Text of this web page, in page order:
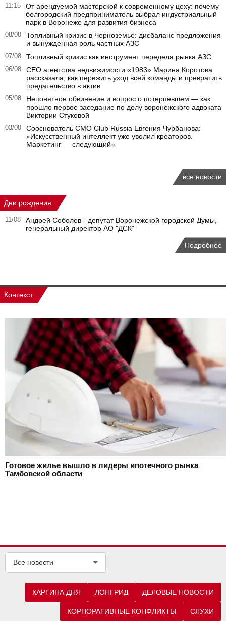
11:15
От арендуемой мастерской к современному цеху: почему
белгородский предприниматель выбрал индустриальный
парк в Воронеже для развития бизнеса
08/08
Топливный кризис в Черноземье: дисбаланс предложения
и вынужденная роль частных АЗС
07/08 Топливный кризис как инструмент передела рынка АЗС
06/08
CEO агентства недвижимости «1983» Марина Коротова
рассказала, как пережить уход всей команды и превратить
предательство в актив
05/08
Непонятное обвинение и вопрос о потерпевшем — как
прошло первое заседание по делу воронежского адвоката
Виктории Стуковой
03/08
Сооснователь CMO Club Russia Евгения Чурбанова:
«Искусственный интеллект уже уволил креаторов.
Маркетинг — следующий»
все новости
Дни рождения
11/08
Андрей Соболев - депутат Воронежской городской Думы,
генеральный директор АО "ДСК"
Подробнее
Контекст
Готовое жилье вышло в лидеры ипотечного рынка
Тамбовской области
Все новости
КАРТИНА ДНЯ ЛОНГРИД ДЕЛОВЫЕ НОВОСТИ
КОРПОРАТИВНЫЕ КОНФЛИКТЫ СЛУХИ